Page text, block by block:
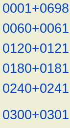
0001+0698
0060+0061
0120+0121
0180+0181
0240+0241
0300+0301